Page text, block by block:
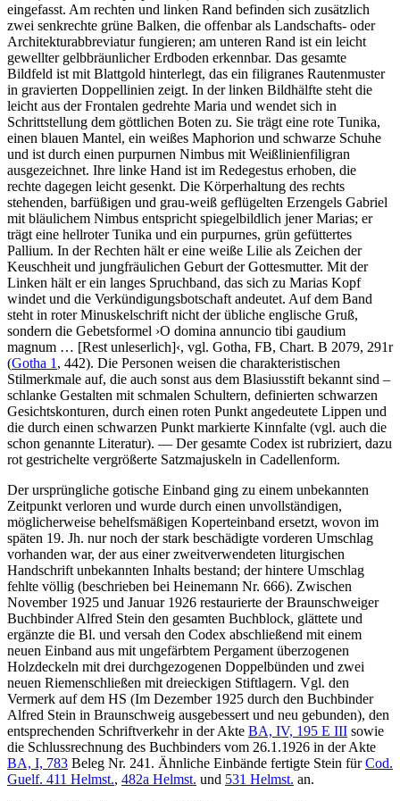
eingefasst. Am rechten und linken Rand befinden sich zusätzlich
zwei senkrechte grüne Balken, die offenbar als Landschafts- oder
Architekturabbreviatur fungieren; am unteren Rand ist ein leicht
gewellter gelbbräunlicher Erdboden erkennbar. Das gesamte
Bildfeld ist mit Blattgold hinterlegt, das ein filigranes Rautenmuster
in gravierten Doppellinien zeigt. In der linken Bildhälfte steht die
leicht aus der Frontalen gedrehte Maria und wendet sich in
Schrittstellung dem göttlichen Boten zu. Sie trägt eine rote Tunika,
einen blauen Mantel, ein weißes Maphorion und schwarze Schuhe
und ist durch einen purpurnen Nimbus mit Weißlinienfiligran
ausgezeichnet. Ihre linke Hand ist im Redegestus erhoben, die
rechte dagegen leicht gesenkt. Die Körperhaltung des rechts
stehenden, barfüßigen und grau-weiß geflügelten Erzengels Gabriel
mit bläulichem Nimbus entspricht spiegelbildlich jener Marias; er
trägt eine hellroter Tunika und ein purpurnes, grün gefüttertes
Pallium. In der Rechten hält er eine weiße Lilie als Zeichen der
Keuschheit und jungfräulichen Geburt der Gottesmutter. Mit der
Linken hält er ein langes Spruchband, das sich zu Marias Kopf
windet und die Verkündigungsbotschaft andeutet. Auf dem Band
steht in roter Minuskelschrift nicht der übliche englische Gruß,
sondern die Gebetsformel ›O domina annuncio tibi gaudium
magnum … [Rest unleserlich]‹, vgl. Gotha, FB, Chart. B 2079, 291r
(Gotha 1 , 442). Die Personen weisen die charakteristischen
Stilmerkmale auf, die auch sonst aus dem Blasiusstift bekannt sind –
schlanke Gestalten mit schmalen Schultern, definierten schwarzen
Gesichtskonturen, durch einen roten Punkt angedeutete Lippen und
die durch einen schwarzen Punkt markierte Kinnfalte (vgl. auch die
schon genannte Literatur). — Der gesamte Codex ist rubriziert, dazu
rot gestrichelte vergrößerte Satzmajuskeln in Cadellenform.
Der ursprüngliche gotische Einband ging zu einem unbekannten
Zeitpunkt verloren und wurde durch einen unvollständigen,
möglicherweise behelfsmäßigen Koperteinband ersetzt, wovon im
späten 19. Jh. nur noch der stark beschädigte vorderen Umschlag
vorhanden war, der aus einer zweitverwendeten liturgischen
Handschrift unbekannten Inhalts bestand; der hintere Umschlag
fehlte völlig (beschrieben bei Heinemann Nr. 666). Zwischen
November 1925 und Januar 1926 restaurierte der Braunschweiger
Buchbinder Alfred Stein den gesamten Buchblock, glättete und
ergänzte die Bl. und versah den Codex abschließend mit einem
neuen Einband aus mit ungefärbtem Pergament überzogenen
Holzdeckeln mit drei durchgezogenen Doppelbünden und zwei
neuen Riemenschließen mit dreieckigen Stiftlagern. Vgl. den
Vermerk auf dem HS (Im Dezember 1925 durch den Buchbinder
Alfred Stein in Braunschweig ausgebessert und neu gebunden), den
entsprechenden Schriftverkehr in der Akte BA, IV, 195 E III sowie
die Schlussrechnung des Buchbinders vom 26.1.1926 in der Akte
BA, I, 783 Beleg Nr. 241. Ähnliche Einbände fertigte Stein fürCod.
Guelf. 411 Helmst., 482a Helmst. und 531 Helmst. an.